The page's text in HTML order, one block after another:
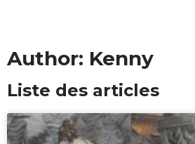
Author: Kenny
Liste des articles